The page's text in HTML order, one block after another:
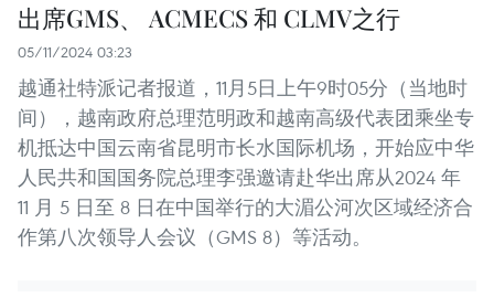
出席GMS、 ACMECS 和 CLMV之行
05/11/2024 03:23
越通社特派记者报道，11月5日上午9时05分（当地时
间），越南政府总理范明政和越南高级代表团乘坐专
机抵达中国云南省昆明市长水国际机场，开始应中华
人民共和国国务院总理李强邀请赴华出席从2024 年
11 月 5 日至 8 日在中国举行的大湄公河次区域经济合
作第八次领导人会议（GMS 8）等活动。